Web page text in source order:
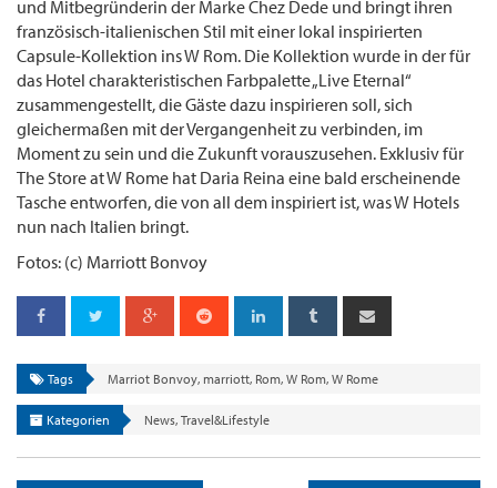
und Mitbegründerin der Marke Chez Dede und bringt ihren
französisch-italienischen Stil mit einer lokal inspirierten
Capsule-Kollektion ins W Rom. Die Kollektion wurde in der für
das Hotel charakteristischen Farbpalette „Live Eternal“
zusammengestellt, die Gäste dazu inspirieren soll, sich
gleichermaßen mit der Vergangenheit zu verbinden, im
Moment zu sein und die Zukunft vorauszusehen. Exklusiv für
The Store at W Rome hat Daria Reina eine bald erscheinende
Tasche entworfen, die von all dem inspiriert ist, was W Hotels
nun nach Italien bringt.
Fotos: (c) Marriott Bonvoy
Tags Marriot Bonvoy, marriott, Rom, W Rom, W Rome
Kategorien News, Travel&Lifestyle